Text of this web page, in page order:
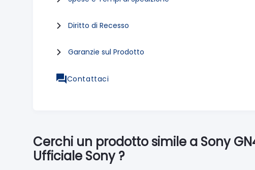
Diritto di Recesso
Garanzie sul Prodotto
Contattaci
Cerchi un prodotto simile a Sony
Ufficiale Sony ?